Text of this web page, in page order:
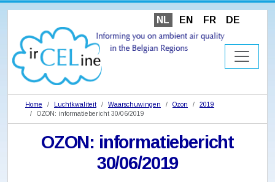
NL EN FR DE
Home Luchtkwaliteit Waarschuwingen Ozon
2019
OZON: informatiebericht 30/06/2019
OZON: informatiebericht
30/06/2019